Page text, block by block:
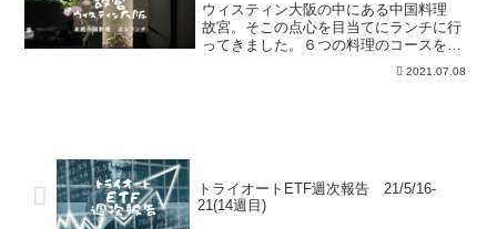
ウィスティン大阪の中にある中国料理
故宮。そこの点心を目当てにランチに行
ってきました。６つの料理のコースを頼
んだのですが、かなり量が多くてびっく
りしました。そんなじぇいの実食レポー
2021.07.08
トライオートETF週次報告 21/5/16-
21(14週目)